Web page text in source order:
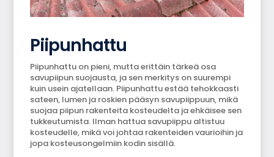
Piipunhattu
Piipunhattu on pieni, mutta erittäin tärkeä osa
savupiipun suojausta, ja sen merkitys on suurempi
kuin usein ajatellaan. Piipunhattu estää tehokkaasti
sateen, lumen ja roskien pääsyn savupiippuun, mikä
suojaa piipun rakenteita kosteudelta ja ehkäisee sen
tukkeutumista. Ilman hattua savupiippu altistuu
kosteudelle, mikä voi johtaa rakenteiden vaurioihin ja
jopa kosteusongelmiin kodin sisällä.